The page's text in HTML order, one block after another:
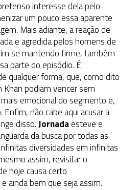
interesse dela pelo
um pouco essa aparente
Mais adiante, a reação de
e agredida pelos homens de
se mantendo firme, também
parte do episódio. É
qualquer forma, que, como dito
podiam vencer sem
emocional do segmento e,
não cabe aqui acusar a
disso.Jornadaesteve e
da busca por todas as
diversidades em infinitas
assim, revisitar o
hoje causa certo
ainda bem que seja assim.